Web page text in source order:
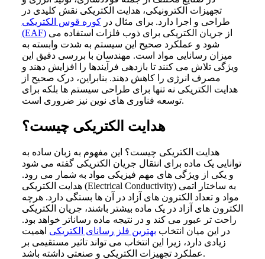
تجهیزات الکترونیکی، هدایت الکتریکی نقش کلیدی در
طراحی و اجرا دارد. برای مثال درکوره قوس الکتریکی
(EAF)از جریان الکتریکی برای ذوب فلزات استفاده می
شود و عملکرد صحیح این سیستم به شدت وابسته به
میزان رسانایی مواد است. مهندسان با بررسی دقیق این
ویژگی تلاش می کنند تا بازدهی فرآیندها را افزایش دهند و
مصرف انرژی را کاهش دهند. بنابراین، درک صحیح از
هدایت الکتریکی نه تنها برای طراحی سیستم ها بلکه برای
توسعه فناوری های نوین نیز ضروری است.
هدایت الکتریکی چیست؟
هدایت الکتریکی چیست؟ این مفهوم به زبان ساده به
توانایی یک ماده برای انتقال جریان الکتریکی گفته می شود
و یکی از ویژگی های مهم فیزیکی مواد به شمار می رود.
هدایت الکتریکی (Electrical Conductivity) به ساختار اتمی
مواد و تعداد الکترون های آزاد در آن ها بستگی دارد. هرچه
الکترون های آزاد در یک ماده بیشتر باشند، جریان الکتریکی
راحت تر عبور می کند و در نتیجه ماده رساناتر خواهد بود.
در این میان انتخاب بهترین فلز رسانای الکتریکی اهمیت
زیادی دارد، زیرا این انتخاب می تواند تاثیر مستقیمی بر
عملکرد تجهیزات الکتریکی و صنعتی داشته باشد.